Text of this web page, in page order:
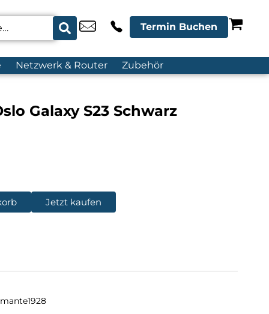
Termin Buchen
Netzwerk & Router Zubehör
Galaxy S23 Schwarz
Jetzt kaufen